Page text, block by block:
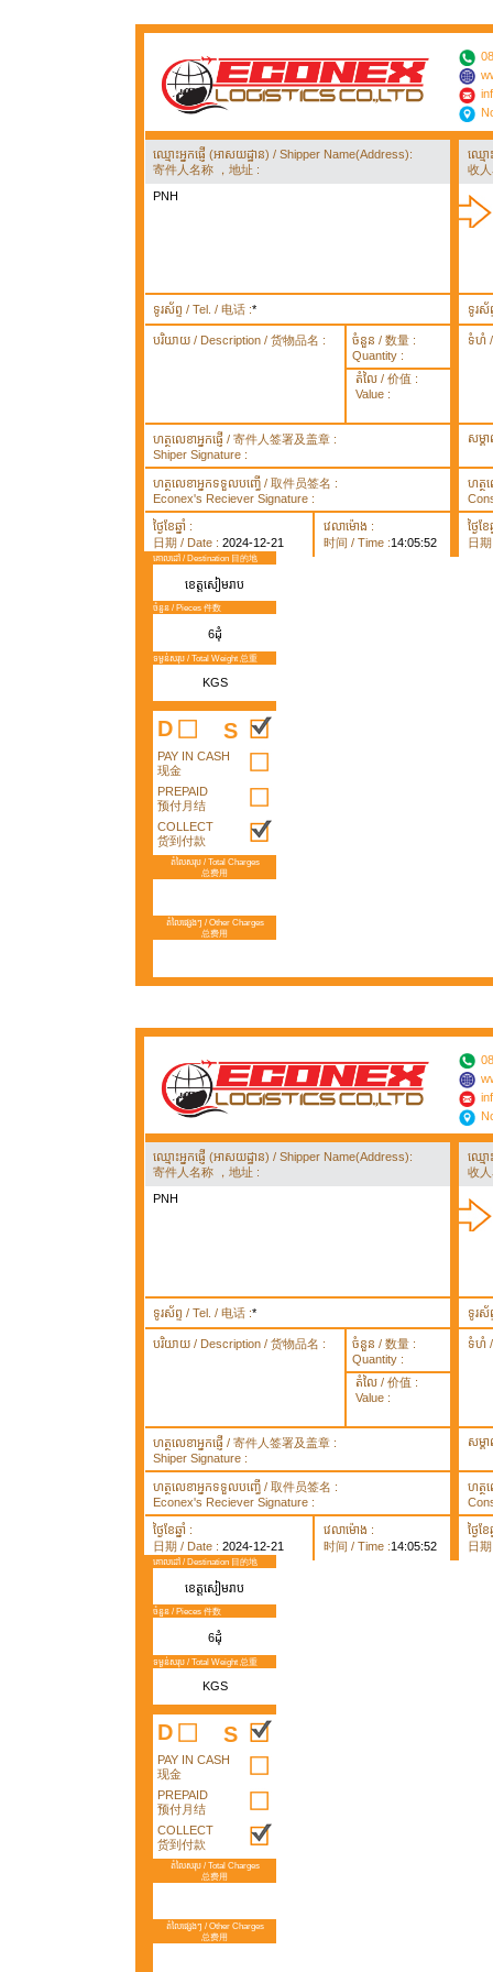
ឈ្មោះអ្នកផ្ញើ (អាសយដ្ឋាន) / Shipper Name(Address):
寄件人名称 ，地址 :
PNH
ឈ្មោ
收
ទូរស័ព្ទ / Tel. / 电话 :* ទូរស័
បរិយាយ / Description / 货物品名 :
ចំនួន / 数量 :
Quantity :
តំលៃ / 价值 :
Value :
ទំហំ /
ហត្ថលេខាអ្នកផ្ញើ / 寄件人签署及盖章 :
Shiper Signature :
សម្គ
ហត្ថលេខាអ្នកទទួលបញ្ធើ / 取件员签名 :
Econex's Reciever Signature :
ហត្ថ
ថ្ងៃខែឆ្នាំ :
日期 / Date : 2024-12-21
វេលាម៉ោង :
时间 / Time :14:05:52
ថ្ងៃខែ
日
គោលដៅ / Destination 目的地
ខេត្តសៀមរាប
ចំនួន / Pieces 件数
6ដុំ
ទម្ងន់សរុប / Total Weight 总重
KGS
D S
PAY IN CASH
现金
PREPAID
预付月结
COLLECT
货到付款
តំលៃសរុប / Total Charges
总费用
តំលៃផ្សេងៗ / Other Charges
总费用
ឈ្មោះអ្នកផ្ញើ (អាសយដ្ឋាន) / Shipper Name(Address):
寄件人名称 ，地址 :
PNH
ឈ្មោ
收
ទូរស័ព្ទ / Tel. / 电话 :* ទូរស័
បរិយាយ / Description / 货物品名 :
ចំនួន / 数量 :
Quantity :
តំលៃ / 价值 :
Value :
ទំហំ /
ហត្ថលេខាអ្នកផ្ញើ / 寄件人签署及盖章 :
Shiper Signature :
សម្គ
ហត្ថលេខាអ្នកទទួលបញ្ធើ / 取件员签名 :
Econex's Reciever Signature :
ហត្ថ
ថ្ងៃខែឆ្នាំ :
日期 / Date : 2024-12-21
វេលាម៉ោង :
时间 / Time :14:05:52
ថ្ងៃខែ
日
គោលដៅ / Destination 目的地
ខេត្តសៀមរាប
ចំនួន / Pieces 件数
6ដុំ
ទម្ងន់សរុប / Total Weight 总重
KGS
D S
PAY IN CASH
现金
PREPAID
预付月结
COLLECT
货到付款
តំលៃសរុប / Total Charges
总费用
តំលៃផ្សេងៗ / Other Charges
总费用